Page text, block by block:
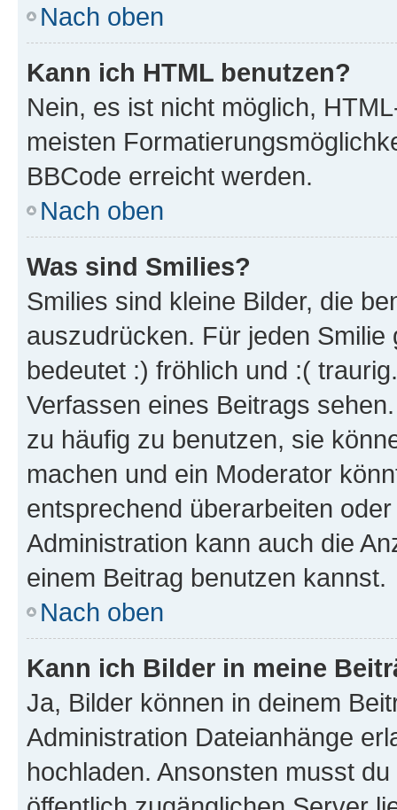
Nach oben
Kann ich HTML benutzen?
Nein, es ist nicht möglich,
meisten
BBCode erreicht werden.
Nach oben
Was sind Smilies?
Smilies sind kleine Bilder, die
auszudrücken. Für jeden
bedeutet :) fröhlich und :(
Verfassen eines Beitrags
zu häufig zu benutzen, sie
machen und ein Moderator
entsprechend überarbeiten
Administration kann auch die
einem Beitrag benutzen kannst.
Nach oben
Kann ich Bilder in meine
Ja, Bilder können in deinem
Administration Dateianhänge
hochladen. Ansonsten musst